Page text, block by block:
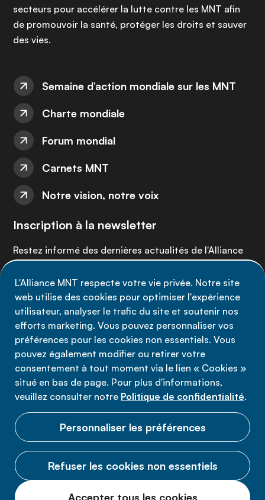
L'Alliance MNT respecte votre vie privée. Notre site
web utilise des cookies pour optimiser l'expérience
utilisateur, analyser le trafic du site et soutenir nos
efforts marketing. Vous pouvez personnaliser vos
préférences pour les cookies non essentiels. Vous
pouvez également modifier ou retirer votre
consentement à tout moment via le lien « Cookies »
situé en bas de page. Pour plus d'informations,
veuillez consulter notre Politique de confidentialité.
Personnaliser les préférences
Refuser les cookies non essentiels
Accepter tous les cookies
secteurs pour accélérer la lutte contre les MNT afin
de promouvoir la santé, protéger les droits et sauver
des vies.
Semaine d’action mondiale sur les MNT
Charte mondiale
Forum mondial
Carnets MNT
Notre vision, notre voix
Inscription à la newsletter
Restez informé des dernières actualités de l'Alliance
Inscrivez-vous maintenant
Politique de confidentialité
Conditions d'utilisation